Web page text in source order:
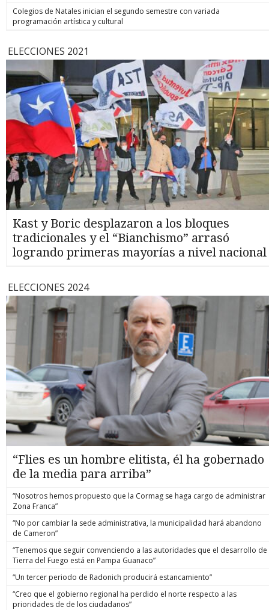
Colegios de Natales inician el segundo semestre con variada
programación artística y cultural
ELECCIONES 2021
Kast y Boric desplazaron a los bloques
tradicionales y el “Bianchismo” arrasó
logrando primeras mayorías a nivel nacional
ELECCIONES 2024
“Flies es un hombre elitista, él ha gobernado
de la media para arriba”
“Nosotros hemos propuesto que la Cormag se haga cargo de administrar
Zona Franca”
“No por cambiar la sede administrativa, la municipalidad hará abandono
de Cameron”
“Tenemos que seguir convenciendo a las autoridades que el desarrollo de
Tierra del Fuego está en Pampa Guanaco”
“Un tercer periodo de Radonich producirá estancamiento”
“Creo que el gobierno regional ha perdido el norte respecto a las
prioridades de de los ciudadanos”